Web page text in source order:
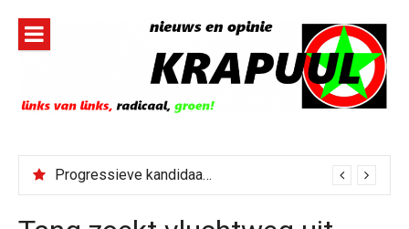
inhoud
Progressieve kandidaat El-Sayed senaatskandidaat Michigan